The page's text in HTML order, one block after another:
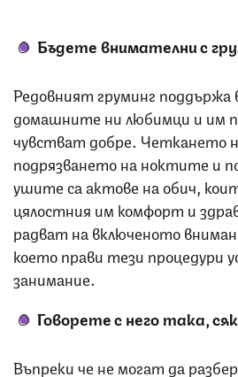
Бъдете внимателни с
Редовният груминг поддържа
домашните ни любимци и им
чувстват добре. Четкането
подрязването на ноктите и
ушите са актове на обич,
цялостния им комфорт и
радват на включеното
което прави тези процедури
занимание.
Говорете с него така,
Въпреки че не могат да